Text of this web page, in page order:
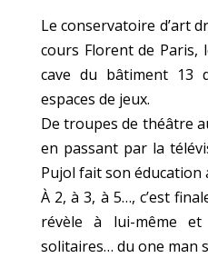
Le conservatoire d’art
cours Florent de Paris,
cave du bâtiment 13
espaces de jeux.
De troupes de théâtre
en passant par la
Pujol fait son éducation
À 2, à 3, à 5…, c’est
révèle à lui-même
solitaires… du one man